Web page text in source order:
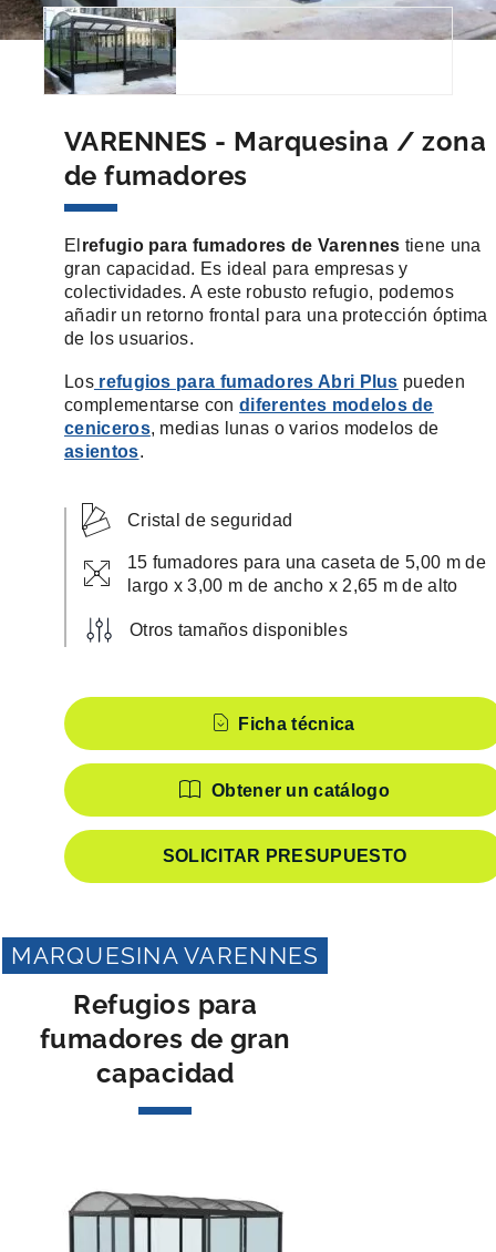
VARENNES - Marquesina / zona
de fumadores
El refugio para fumadores de Varennes tiene una
gran capacidad. Es ideal para empresas y
colectividades. A este robusto refugio, podemos
añadir un retorno frontal para una protección óptima
de los usuarios.
Losrefugios para fumadores Abri Plus pueden
complementarse condiferentes modelos de
ceniceros, medias lunas o varios modelos de
asientos.
Cristal de seguridad
15 fumadores para una caseta de 5,00 m de
largo x 3,00 m de ancho x 2,65 m de alto
Otros tamaños disponibles
Características
Ficha técnica
Obtener un catálogo
SOLICITAR PRESUPUESTO
MARQUESINA VARENNES
Refugios para
fumadores de gran
capacidad